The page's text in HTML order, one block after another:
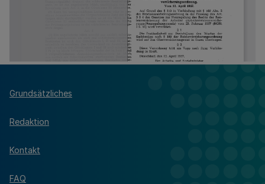
Grundsätzliches
Redaktion
Kontakt
FAQ